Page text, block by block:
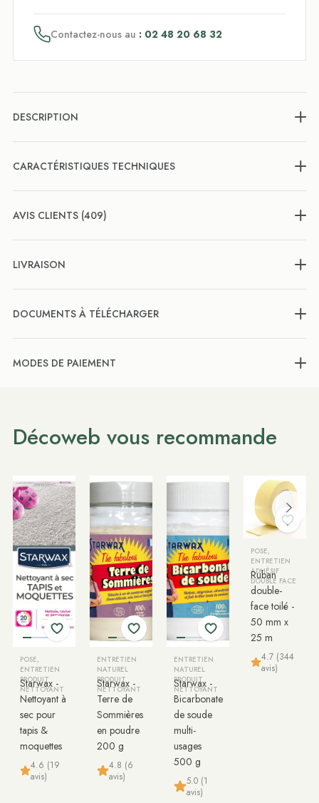
Contactez-nous au : 02 48 20 68 32
DESCRIPTION
CARACTÉRISTIQUES TECHNIQUES
AVIS CLIENTS (409)
LIVRAISON
DOCUMENTS À TÉLÉCHARGER
MODES DE PAIEMENT
Décoweb vous recommande
POSE,
ENTRETIEN
PRODUIT
NETTOYANT
Starwax -
Nettoyant à
sec pour
tapis &
moquettes
4.6 (19
avis)
ENTRETIEN
NATUREL
PRODUIT
NETTOYANT
Starwax -
Terre de
Sommières
en poudre
200 g
4.8 (6
avis)
ENTRETIEN
NATUREL
PRODUIT
NETTOYANT
Starwax -
Bicarbonate
de soude
multi-
usages
500 g
5.0 (1
avis)
POSE,
ENTRETIEN
ADHÉSIF
DOUBLE FACE
Ruban
double-
face toilé -
50 mm x
25 m
4.7 (344
avis)